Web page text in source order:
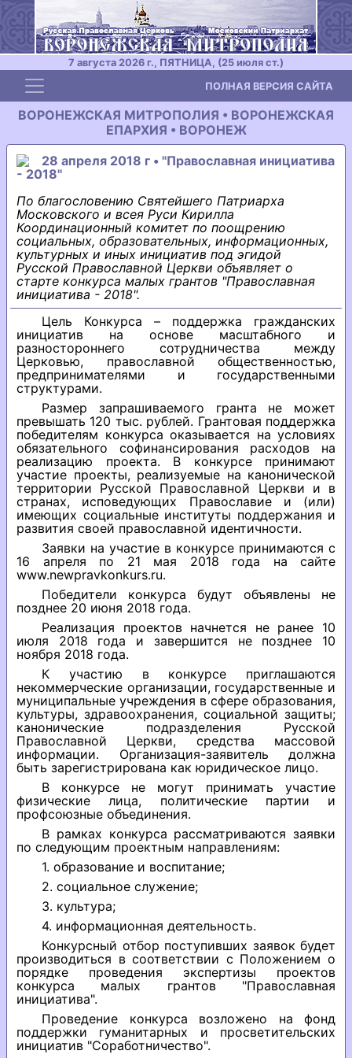
7 августа 2026 г., ПЯТНИЦА, (25 июля ст.)
Toggle navigation ПОЛНАЯ ВЕРСИЯ САЙТА
ВОРОНЕЖСКАЯ МИТРОПОЛИЯ • ВОРОНЕЖСКАЯ
ЕПАРХИЯ • ВОРОНЕЖ
28 апреля 2018 г • "Православная инициатива
- 2018"
По благословению Святейшего Патриарха
Московского и всея Руси Кирилла
Координационный комитет по поощрению
социальных, образовательных, информационных,
культурных и иных инициатив под эгидой
Русской Православной Церкви объявляет о
старте конкурса малых грантов "Православная
инициатива - 2018".
Цель Конкурса – поддержка гражданских
инициатив на основе масштабного и
разностороннего сотрудничества между
Церковью, православной общественностью,
предпринимателями и государственными
структурами.
Размер запрашиваемого гранта не может
превышать 120 тыс. рублей. Грантовая поддержка
победителям конкурса оказывается на условиях
обязательного софинансирования расходов на
реализацию проекта. В конкурсе принимают
участие проекты, реализуемые на канонической
территории Русской Православной Церкви и в
странах, исповедующих Православие и (или)
имеющих социальные институты поддержания и
развития своей православной идентичности.
Заявки на участие в конкурсе принимаются с
16 апреля по 21 мая 2018 года на сайте
www.newpravkonkurs.ru.
Победители конкурса будут объявлены не
позднее 20 июня 2018 года.
Реализация проектов начнется не ранее 10
июля 2018 года и завершится не позднее 10
ноября 2018 года.
К участию в конкурсе приглашаются
некоммерческие организации, государственные и
муниципальные учреждения в сфере образования,
культуры, здравоохранения, социальной защиты;
канонические подразделения Русской
Православной Церкви, средства массовой
информации. Организация-заявитель должна
быть зарегистрирована как юридическое лицо.
В конкурсе не могут принимать участие
физические лица, политические партии и
профсоюзные объединения.
В рамках конкурса рассматриваются заявки
по следующим проектным направлениям:
1. образование и воспитание;
2. социальное служение;
3. культура;
4. информационная деятельность.
Конкурсный отбор поступивших заявок будет
производиться в соответствии с Положением о
порядке проведения экспертизы проектов
конкурса малых грантов "Православная
инициатива".
Проведение конкурса возложено на фонд
поддержки гуманитарных и просветительских
инициатив "Соработничество".